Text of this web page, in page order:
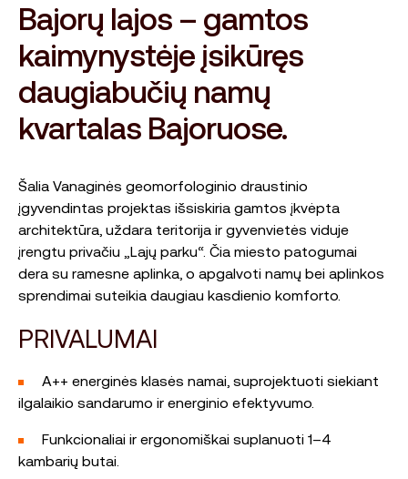
Bajorų lajos – gamtos
kaimynystėje įsikūręs
daugiabučių namų
kvartalas Bajoruose.
Šalia Vanaginės geomorfologinio draustinio
įgyvendintas projektas išsiskiria gamtos įkvėpta
architektūra, uždara teritorija ir gyvenvietės viduje
įrengtu privačiu „Lajų parku“. Čia miesto patogumai
dera su ramesne aplinka, o apgalvoti namų bei aplinkos
sprendimai suteikia daugiau kasdienio komforto.
PRIVALUMAI
A++ energinės klasės namai, suprojektuoti siekiant
ilgalaikio sandarumo ir energinio efektyvumo.
Funkcionaliai ir ergonomiškai suplanuoti 1–4
kambarių butai.